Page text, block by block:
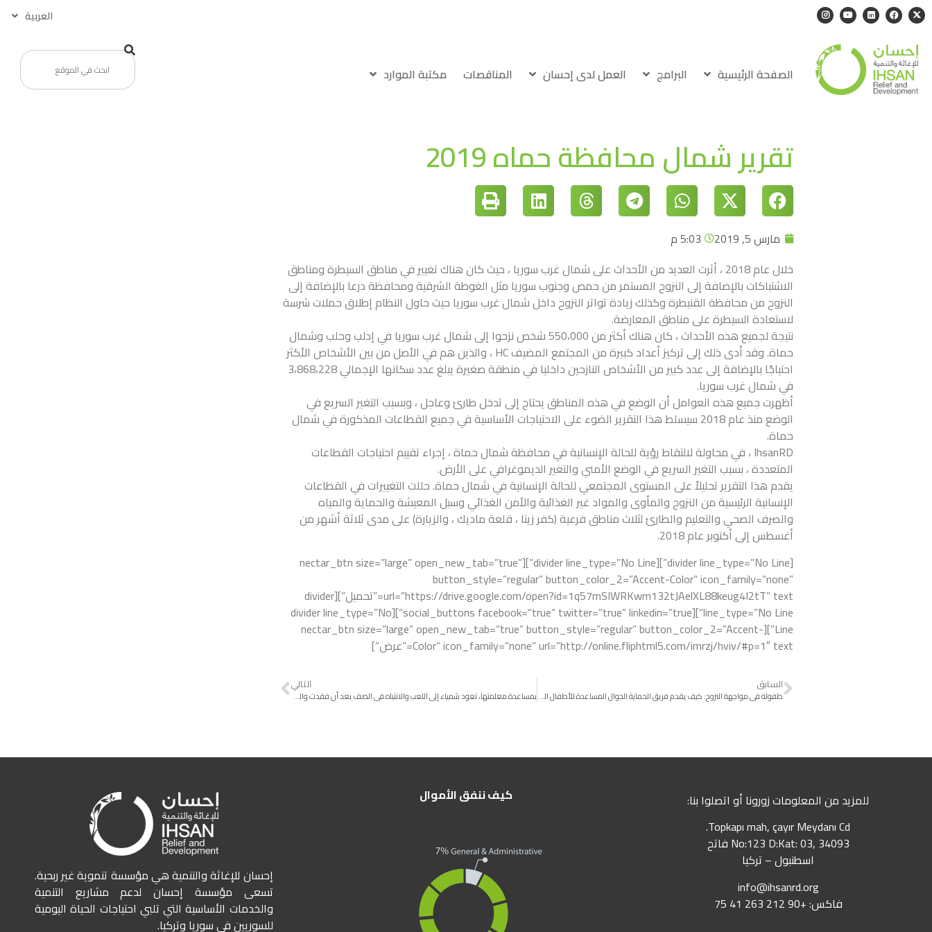
العربية
الصفحة الرئيسية البرامج العمل لدى إحسان المناقصات مكتبة الموارد
تقرير شمال محافظة حماه 2019
مارس 5, 2019
5:03 م
خلال عام 2018 ، أثرت العديد من الأحداث على شمال غرب سوريا ، حيث كان هناك تغيير في مناطق السيطرة ومناطق
الاشتباكات بالإضافة إلى النزوح المستمر من حمص وجنوب سوريا مثل الغوطة الشرقية ومحافظة درعا بالإضافة إلى
النزوح من محافظة القنيطرة وكذلك زيادة تواتر النزوح داخل شمال غرب سوريا حيث حاول النظام إطلاق حملات شرسة
لاستعادة السيطرة على مناطق المعارضة.
نتيجة لجميع هذه الأحداث ، كان هناك أكثر من 550،000 شخص نزحوا إلى شمال غرب سوريا في إدلب وحلب وشمال
حماة. وقد أدى ذلك إلى تركيز أعداد كبيرة من المجتمع المضيف HC ، والذين هم في الأصل من بين الأشخاص الأكثر
احتياجًا بالإضافة إلى عدد كبير من الأشخاص النازحين داخليا في منطقة صغيرة يبلغ عدد سكانها الإجمالي 3،868،228
في شمال غرب سوريا.
أظهرت جميع هذه العوامل أن الوضع في هذه المناطق يحتاج إلى تدخل طارئ وعاجل ، وبسبب التغير السريع في
الوضع منذ عام 2018 سيسلط هذا التقرير الضوء على الاحتياجات الأساسية في جميع القطاعات المذكورة في شمال
حماة.
IhsanRD ، في محاولة لالتقاط رؤية للحالة الإنسانية في محافظة شمال حماة ، إجراء تقييم احتياجات القطاعات
المتعددة ، بسبب التغير السريع في الوضع الأمني ​​والتغير الديموغرافي على الأرض.
يقدم هذا التقرير تحليلاً على المستوى المجتمعي للحالة الإنسانية في شمال حماة. حللت التغييرات في القطاعات
الإنسانية الرئيسية من النزوح والمأوى والمواد غير الغذائية والأمن الغذائي وسبل المعيشة والحماية والمياه
والصرف الصحي والتعليم والطارئ لثلاث مناطق فرعية (كفر زيتا ، قلعة ماديك ، والزيارة) على مدى ثلاثة أشهر من
أغسطس إلى أكتوبر عام 2018.
[divider line_type=”No Line”][divider line_type=”No Line”][nectar_btn size=”large” open_new_tab=”true”
button_style=”regular” button_color_2=”Accent-Color” icon_family=”none”
url=”https://drive.google.com/open?id=1q57mSIWRKwm132tJAelXL88keug4I2tT” text=”تحميل”][divider
line_type=”No Line”][social_buttons facebook=”true” twitter=”true” linkedin=”true”][divider line_type=”No
Line”][nectar_btn size=”large” open_new_tab=”true” button_style=”regular” button_color_2=”Accent-
Color” icon_family=”none” url=”http://online.fliphtml5.com/imrzj/hviv/#p=1″ text=”عرض”]
السابق
طفولة في مواجهة النزوح: كيف يقدم فريق الحماية الجوال المساعدة للأطفال النازحين
التالي
بمساعدة معلمتها، تعود شمياء إلى اللعب والانتباه في الصف بعد أن فقدت والديها
للمزيد من المعلومات زورونا أو اتصلوا بنا:
Topkapı mah, çayır Meydanı Cd.
No:123 D:Kat: 03, 34093 فاتح
اسطنبول – تركيا
info@ihsanrd.org
فاكس: +90 212 263 41 75
كيف ننفق الأموال
إحسان للإغاثة والتنمية هي مؤسسة تنموية غير ربحية.
تسعى مؤسسة إحسان لدعم مشاريع التنمية
والخدمات الأساسية التي تلبي احتياجات الحياة اليومية
للسوريين في سوريا وتركيا.